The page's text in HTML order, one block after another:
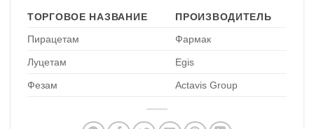
ТОРГОВОЕ НАЗВАНИЕ
ПРОИЗВОДИТЕЛЬ
Пирацетам
Фармак
Луцетам Egis
Фезам Actavis Group